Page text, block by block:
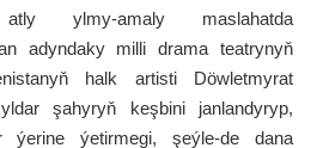
atly ylmy-amaly maslahatda
adyndaky milli drama teatrynyň
halk artisti Döwletmyrat
şahyryň keşbini janlandyryp,
ýerine ýetirmegi, şeýle-de dana